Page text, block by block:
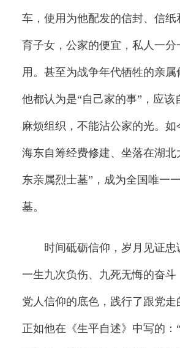
车，使用为他配发的信封、信纸
育子女，公家的便宜，私人一分
用。甚至为战争年代牺牲的亲属
他都认为是“自己家的事”，应该
麻烦组织，不能沾公家的光。如
海东自筹经费修建、坐落在湖北
东亲属烈士墓”，成为全国唯一
墓。
时间砥砺信仰，岁月见证忠
一生九次负伤、九死无悔的奋斗
党人信仰的底色，践行了跟党走
正如他在《生平自述》中写的：